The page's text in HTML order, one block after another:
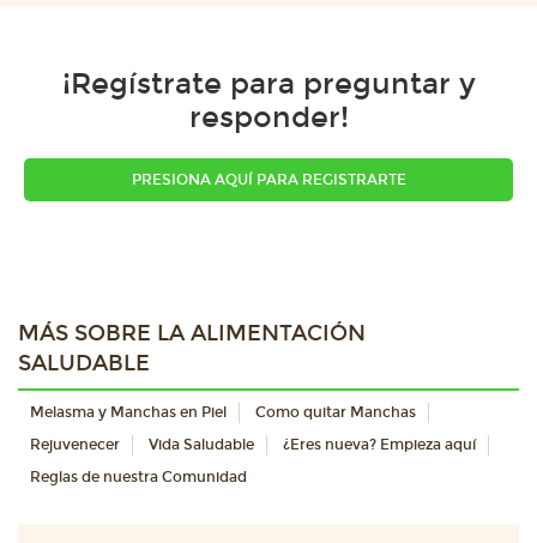
¡Regístrate para preguntar y
responder!
PRESIONA AQUÍ PARA REGISTRARTE
MÁS SOBRE LA ALIMENTACIÓN
SALUDABLE
Melasma y Manchas en Piel
Como quitar Manchas
Rejuvenecer
Vida Saludable
¿Eres nueva? Empieza aquí
Reglas de nuestra Comunidad